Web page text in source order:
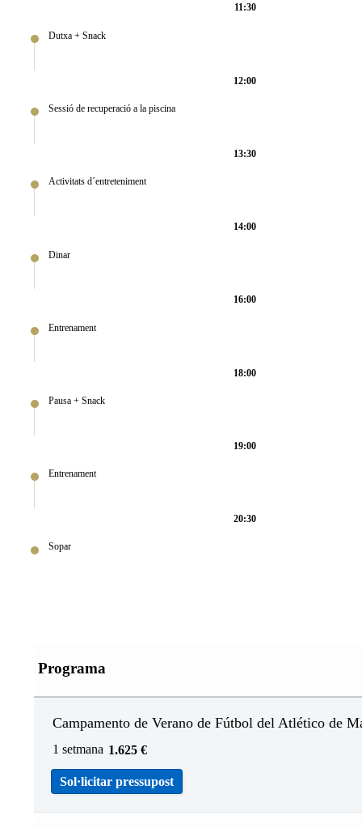
11:30
Dutxa + Snack
12:00
Sessió de recuperació a la piscina
13:30
Activitats d´entreteniment
14:00
Dinar
16:00
Entrenament
18:00
Pausa + Snack
19:00
Entrenament
20:30
Sopar
Programa
Campamento de Verano de Fútbol del Atlético de
1 setmana 1.625 €
Sol·licitar pressupost